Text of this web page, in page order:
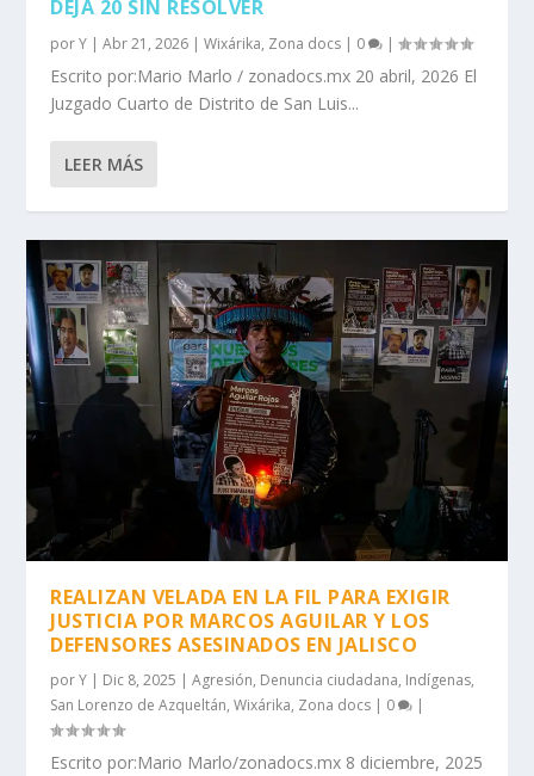
DEJA 20 SIN RESOLVER
porY |Abr 21, 2026 |Wixárika, Zona docs | 0 |
Escrito por:Mario Marlo / zonadocs.mx 20 abril, 2026 El
Juzgado Cuarto de Distrito de San Luis...
LEER MÁS
REALIZAN VELADA EN LA FIL PARA EXIGIR
JUSTICIA POR MARCOS AGUILAR Y LOS
DEFENSORES ASESINADOS EN JALISCO
porY | Dic 8, 2025 |Agresión, Denuncia ciudadana, Indígenas,
San Lorenzo de Azqueltán,Wixárika, Zona docs | 0 |
Escrito por:Mario Marlo/zonadocs.mx 8 diciembre, 2025